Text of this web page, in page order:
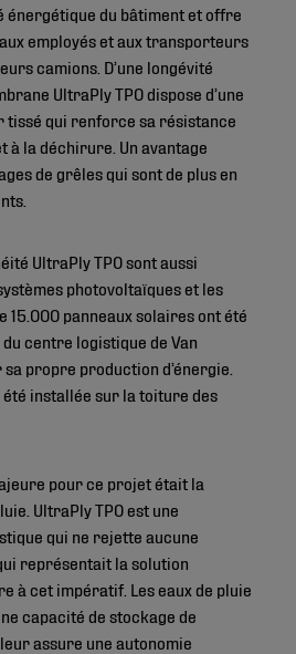
énergétique du bâtiment et offre
employés et aux transporteurs
camions. D’une longévité
UltraPly TPO dispose d’une
tissé qui renforce sa résistance
à la déchirure. Un avantage
de grêles qui sont de plus en
UltraPly TPO sont aussi
photovoltaïques et les
15.000 panneaux solaires ont été
centre logistique de Van
propre production d’énergie.
installée sur la toiture des
pour ce projet était la
UltraPly TPO est une
qui ne rejette aucune
représentait la solution
à cet impératif. Les eaux de pluie
capacité de stockage de
assure une autonomie